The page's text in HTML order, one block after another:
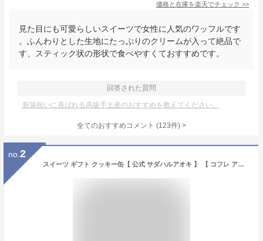
価格と在庫を楽天でチェック >>
見た目にも可愛らしいスイーツで女性に人気のワッフルです
。ふんわりとした生地にたっぷりのクリームが入って絶品で
す、スティック状の形状で食べやすくておすすめです。
回答された質問
新築祝いに喜ばれる高級手土産のおすすめを教えてください。
全てのおすすめコメント (123件) >
no. 2
スイーツ ギフト クッキー缶【 公式 サダハルアオキ 】 【 コフレ アソーティモン ドゥ ビスキュイ モワイヤン 】クッキー サブレ 缶入り 人気 高級 おしゃれ かわいい パリ 焼き菓子 洋菓子 お菓子 プレゼント プチギフト 詰め合わせ お礼 誕生日 内祝い(モワイヤン) お中元